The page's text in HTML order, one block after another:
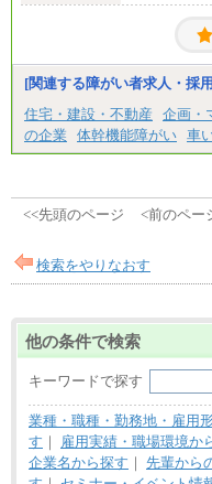
大学院卒/月
大学卒/月給
短大・高専
■特定職員※
大学院卒/月
大学卒/月給
短大・高専
※拠点型職員
す。
中途：
月給制
226,600円～
ます。
・試用期間
[関連する障がい者求人・採
住宅・建設・不動産
企画・
の企業
体幹機能障がい 車
<<先頭のページ <前のペー
検索をやりなおす
他の条件で検索
キーワードで探す
業種・職種・勤務地・雇用
す ｜
雇用実績・職場環境か
企業名から探す ｜ 先輩から